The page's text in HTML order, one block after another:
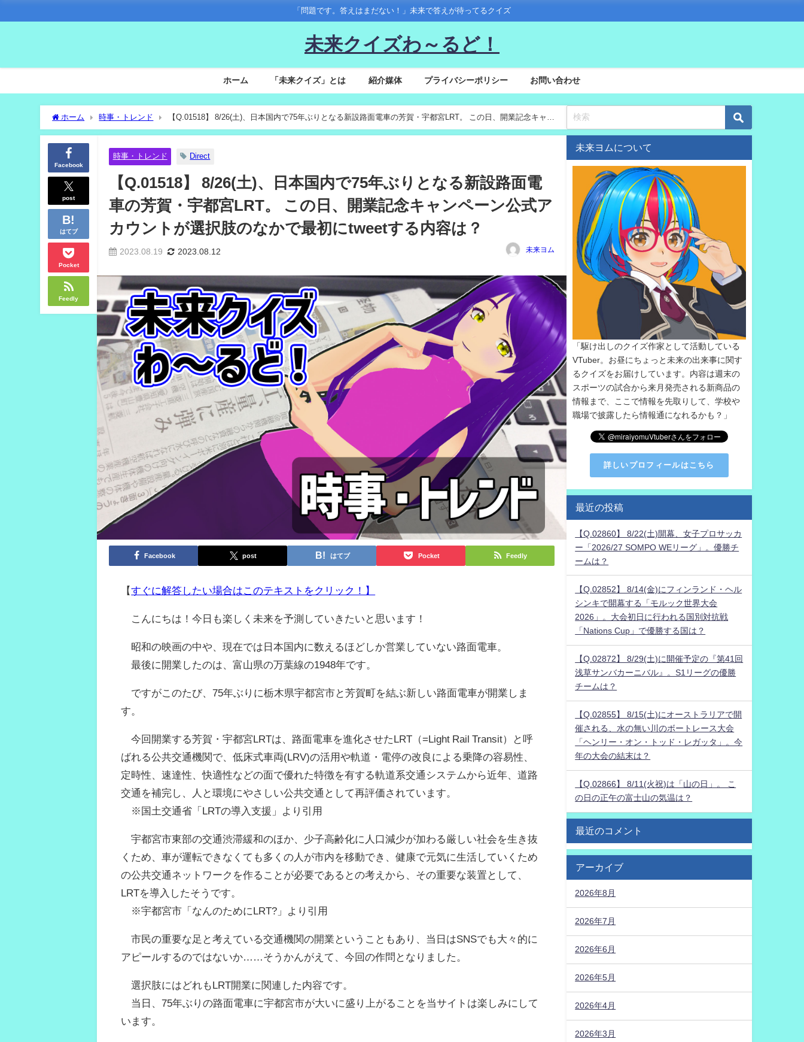
「問題です。答えはまだない！」未来で答えが待ってるクイズ
未来クイズわ～るど！
ホーム 「未来クイズ」とは 紹介媒体 プライバシーポリシー お問い合わせ
ホーム 時事・トレンド
【Q.01518】 8/26(土)、日本国内で75年ぶりとなる新設路面電車の芳賀・宇都宮LRT。 この日、開業記念キャン
ペーン公式アカウントが選択肢のなかで最初にtweetする内容は？
Facebook
post
はてブ
Pocket
Feedly
時事・トレンド Direct
【Q.01518】 8/26(土)、日本国内で75年ぶりとなる新設路面電
車の芳賀・宇都宮LRT。 この日、開業記念キャンペーン公式ア
カウントが選択肢のなかで最初にtweetする内容は？
2023.08.19 2023.08.12 未来ヨム
Facebook post はてブ Pocket Feedly
【すぐに解答したい場合はこのテキストをクリック！】
こんにちは！今日も楽しく未来を予測していきたいと思います！
昭和の映画の中や、現在では日本国内に数えるほどしか営業していない路面電車。
最後に開業したのは、富山県の万葉線の1948年です。
ですがこのたび、75年ぶりに栃木県宇都宮市と芳賀町を結ぶ新しい路面電車が開業しま
す。
今回開業する芳賀・宇都宮LRTは、路面電車を進化させたLRT（=Light Rail Transit）と呼
ばれる公共交通機関で、低床式車両(LRV)の活用や軌道・電停の改良による乗降の容易性、
定時性、速達性、快適性などの面で優れた特徴を有する軌道系交通システムから近年、道路
交通を補完し、人と環境にやさしい公共交通として再評価されています。
※国土交通省「LRTの導入支援」より引用
宇都宮市東部の交通渋滞緩和のほか、少子高齢化に人口減少が加わる厳しい社会を生き抜
くため、車が運転できなくても多くの人が市内を移動でき、健康で元気に生活していくため
の公共交通ネットワークを作ることが必要であるとの考えから、その重要な装置として、
LRTを導入したそうです。
※宇都宮市「なんのためにLRT?」より引用
市民の重要な足と考えている交通機関の開業ということもあり、当日はSNSでも大々的に
アピールするのではないか……そうかんがえて、今回の作問となりました。
選択肢にはどれもLRT開業に関連した内容です。
当日、75年ぶりの路面電車に宇都宮市が大いに盛り上がることを当サイトは楽しみにして
います。
未来ヨムについて
「駆け出しのクイズ作家として活動している
VTuber。お昼にちょっと未来の出来事に関す
るクイズをお届けしています。内容は週末の
スポーツの試合から来月発売される新商品の
情報まで、ここで情報を先取りして、学校や
職場で披露したら情報通になれるかも？」
詳しいプロフィールはこちら
最近の投稿
【Q.02860】 8/22(土)開幕、女子プロサッカ
ー「2026/27 SOMPO WEリーグ」。優勝チ
ームは？
【Q.02852】 8/14(金)にフィンランド・ヘル
シンキで開幕する「モルック世界大会
2026」。大会初日に行われる国別対抗戦
「Nations Cup」で優勝する国は？
【Q.02872】 8/29(土)に開催予定の『第41回
浅草サンバカーニバル』。S1リーグの優勝
チームは？
【Q.02855】 8/15(土)にオーストラリアで開
催される、水の無い川のボートレース大会
「ヘンリー・オン・トッド・レガッタ」。今
年の大会の結末は？
【Q.02866】 8/11(火祝)は「山の日」。 こ
の日の正午の富士山の気温は？
最近のコメント
アーカイブ
2026年8月
2026年7月
2026年6月
2026年5月
2026年4月
2026年3月